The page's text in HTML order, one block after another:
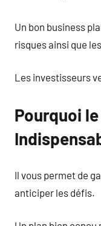
Un bon business
risques ainsi que
Les investisseurs
Pourquoi
Il vous permet de
anticiper les défis.